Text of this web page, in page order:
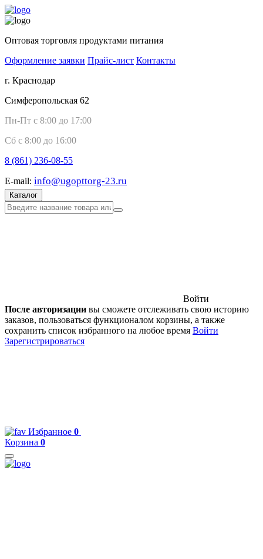
Оптовая торговля продуктами питания
Оформление заявки Прайс-лист Контакты
г. Краснодар
Симферопольская 62
Пн-Пт с 8:00 до 17:00
Сб с 8:00 до 16:00
8 (861) 236-08-55
E-mail: info@ugopttorg-23.ru
Каталог
Войти
После авторизации вы сможете отслеживать свою историю
заказов, пользоваться функционалом корзины, а также
сохранить список избранного на любое время Войти
Зарегистрироваться
Избранное 0
Корзина 0